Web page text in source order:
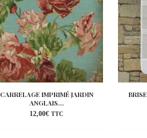
CARRELAGE IMPRIMÉ JARDIN
ANGLAIS...
12,00€ TTC